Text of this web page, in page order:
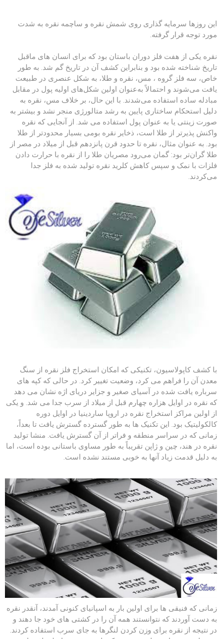
این روزها سرمایه گذاری روی شمش نقره و ساچمه نقره به شدت
مورد توجه قرار گرفته.
نقره یکی از هفت فلز دوران باستان بود که برای انسان های ماقبل
تاریخ شناخته شده بود و بنابراین کشف آن در تاریخ گم شد. به طور
خاص، سه فلز گروه ، مس، نقره و طلا، به شکل عنصری در طبیعت
یافت می‌شوند و احتمالاً به‌عنوان اولین شکل‌های اولیه پول در مقابل
مبادله ساده استفاده می‌شدند. با این حال، بر خلاف مس، نقره به
دلیل استحکام ساختاری پایین به رشد متالورژی منجر نشد و بیشتر به
صورت زینتی یا به عنوان پول استفاده می شد. از آنجایی که نقره
واکنش پذیرتر از طلا است، ذخایر نقره بومی بسیار محدودتر از طلا
بود. به عنوان مثال، نقره تا حدود قرن پانزدهم قبل از میلاد در مصر از
طلا گران‌تر بود: گمان می‌رود مصریان طلا را از نقره با حرارت دادن
فلزات با نمک و سپس کاهش کلرید نقره تولید شده به فلز جدا
می‌کردند.
با کشف کاپولاسیون، تکنیکی که امکان استخراج فلز نقره از سنگ
معدن آن را فراهم می کرد، وضعیت تغییر کرد. در حالی که کپه های
سرباره یافت شده در آسیای صغیر و جزایر دریای اژه نشان می دهد
که نقره در اوایل هزاره چهارم قبل از میلاد از سرب جدا می شد. و یکی
از اولین مراکز استخراج نقره در اروپا ساردینیا در اوایل دوره
کالکولیتیک بود. این تکنیک ها به طور گسترده گسترش یافت تا بعداً،
زمانی که در سراسر منطقه و فراتر از آن گسترش یافت. منشا تولید
نقره در هند، چین و ژاپن تقریباً به طور مساوی باستانی بوده است، اما
به دلیل قدمت زیاد آنها به خوبی مستند نشده است.
زمانی که فنیقی ها برای اولین بار به اسپانیای کنونی آمدند، آنقدر نقره
به دست آوردند که نتوانستند همه آن را در کشتی های خود جا دهند و
در نتیجه از نقره برای وزن کردن لنگرها به جای سرب استفاده کردند.